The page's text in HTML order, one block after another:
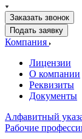
Заказать звонок
Подать заявку
Компания
Лицензии
О компании
Реквизиты
Документы
Алфавитный
Рабочие